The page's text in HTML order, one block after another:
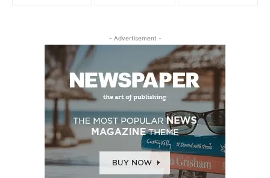
- Advertisement -